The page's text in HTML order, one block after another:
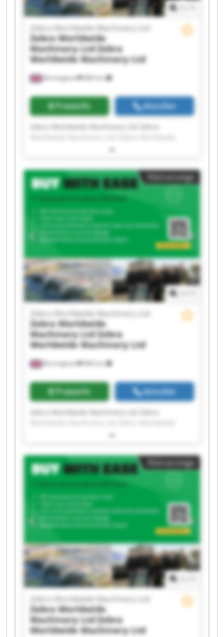
Birmingham 860 km
Zebra Worldwide Machinery Ltd
Zebra Worldwide
Machinery Ltd Zebra
Worldwide Machinery Ltd
Preisinfo Anrufen
Machinery Ltd Zebra Worldwide Machinery Ltd
Worldwide Machinery Ltd Zebra Worldwide
Machinery Ltd Zebra Worldwide Machinery Ltd
Zebra Worldwide Machinery Ltd Zebra
Worldwide Machinery Ltd Zebra Worldwide
Machinery Ltd Zebra Worldwide Machinery Ltd
Zebra Worldwide Machinery Ltd Zebra
Worldwide Machinery Ltd Zebra Worldwide
Machinery Ltd Zebra Worldwide Machinery Ltd
Zebra Worldwide Machinery Ltd Zebra
Worldwide Machinery Ltd Zebra Worldwide
Machinery Ltd Zebra Worldwide Machinery Ltd
Kleinanzeige
Birmingham 860 km
Zebra Worldwide Machinery Ltd
Zebra Worldwide
Machinery Ltd Zebra
Worldwide Machinery Ltd
Preisinfo Anrufen
Machinery Ltd Zebra Worldwide Machinery Ltd
Worldwide Machinery Ltd Zebra Worldwide
Machinery Ltd Zebra Worldwide Machinery Ltd
Zebra Worldwide Machinery Ltd Zebra
Worldwide Machinery Ltd Zebra Worldwide
Machinery Ltd Zebra Worldwide Machinery Ltd
Zebra Worldwide Machinery Ltd Zebra
Worldwide Machinery Ltd Zebra Worldwide
Machinery Ltd Zebra Worldwide Machinery Ltd
Zebra Worldwide Machinery Ltd Zebra
Worldwide Machinery Ltd Zebra Worldwide
Machinery Ltd Zebra Worldwide Machinery Ltd
Kleinanzeige
Zebra Worldwide Machinery Ltd
Zebra Worldwide
Machinery Ltd Zebra
Worldwide Machinery Ltd